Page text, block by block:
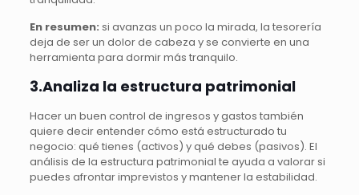
En resumen: si avanzas un poco la mirada, la tesorería
deja de ser un dolor de cabeza y se convierte en una
herramienta para dormir más tranquilo.
3.Analiza la estructura patrimonial
Hacer un buen control de ingresos y gastos también
quiere decir entender cómo está estructurado tu
negocio: qué tienes (activos) y qué debes (pasivos). El
análisis de la estructura patrimonial te ayuda a valorar si
puedes afrontar imprevistos y mantener la estabilidad.